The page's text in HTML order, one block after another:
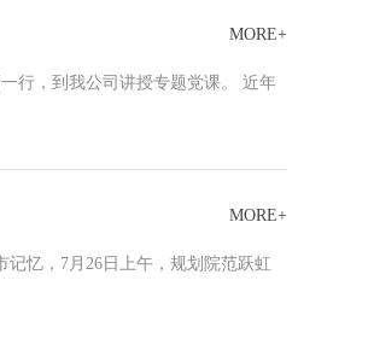
MORE+
行，到我公司讲授专题党课。 近年
MORE+
忆，7月26日上午，规划院范跃虹